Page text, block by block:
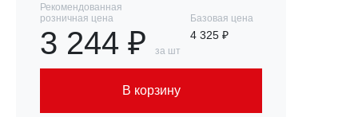
Рекомендованная
розничная цена
3 244 ₽ за шт
Базовая цена
4 325 ₽
В корзину